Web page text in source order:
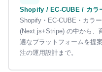
Shopify / EC-CUBE / カラ
Shopify・EC-CUBE・カラ
(Next.js+Stripe) の中から、
適なプラットフォームを提
注の運用設計まで。